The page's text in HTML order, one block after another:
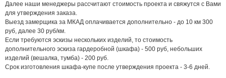
Далее наши менеджеры рассчитают стоимость проекта и свяжутся с Вами
для утверждения заказа.
Выезд замерщика за МКАД оплачивается дополнительно - до 10 км 300
руб, далее 30 руб/км.
Если требуются эскизы нескольких изделий, то стоимость
дополнительного эскиза гардеробной (шкафа) - 500 руб, небольших
изделий (вешалка, тумба) - 200 руб.
Срок изготовления шкафа-купе после утверждения проекта - 3-6 дней.